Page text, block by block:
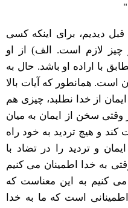
دیدیم، برای اینکه کسی
چیز لازم است. الف) از او
با اراده او باشد. حال به
است. همانطور که آیات بالا
از خدا نطلبد، چیزی هم
وقتی سخن از ایمان به میان
و هيچ ترديد به خود راه
دو مفهوم ایمان و تردید را در تضاد با
به خدا اطمینان می کنیم
می کنیم به این معناست که
است که ما به خدا